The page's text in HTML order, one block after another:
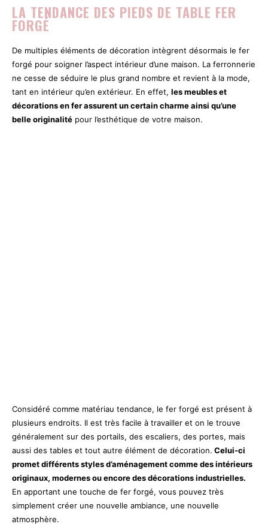
LA TENDANCE DES PIEDS DE TABLE FER
FORGÉ
De multiples éléments de décoration intègrent désormais le fer
forgé pour soigner l’aspect intérieur d’une maison. La ferronnerie
ne cesse de séduire le plus grand nombre et revient à la mode,
tant en intérieur qu’en extérieur. En effet, les meubles et
décorations en fer assurent un certain charme ainsi qu’une
belle originalité pour l’esthétique de votre maison.
Considéré comme matériau tendance, le fer forgé est présent à
plusieurs endroits. Il est très facile à travailler et on le trouve
généralement sur des portails, des escaliers, des portes, mais
aussi des tables et tout autre élément de décoration. Celui-ci
promet différents styles d’aménagement comme des intérieurs
originaux, modernes ou encore des décorations industrielles.
En apportant une touche de fer forgé, vous pouvez très
simplement créer une nouvelle ambiance, une nouvelle
atmosphère.